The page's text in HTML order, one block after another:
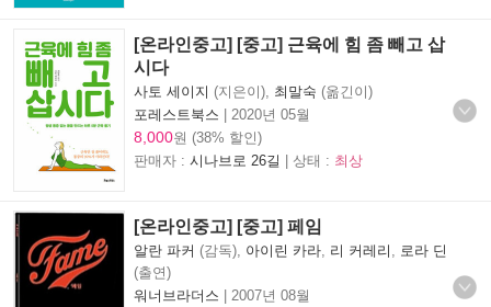
[온라인중고] [중고] 근육에 힘 좀 빼고 삽
시다
사토 세이지 (지은이), 최말숙 (옮긴이)
포레스트북스 | 2020년 05월
8,000원 (38% 할인)
판매자 : 시나브로 26길 | 상태 : 최상
[온라인중고] [중고] 페임
알란 파커 (감독), 아이린 카라 리 커레리
로라 딘
(출연)
워너브라더스 | 2007년 08월